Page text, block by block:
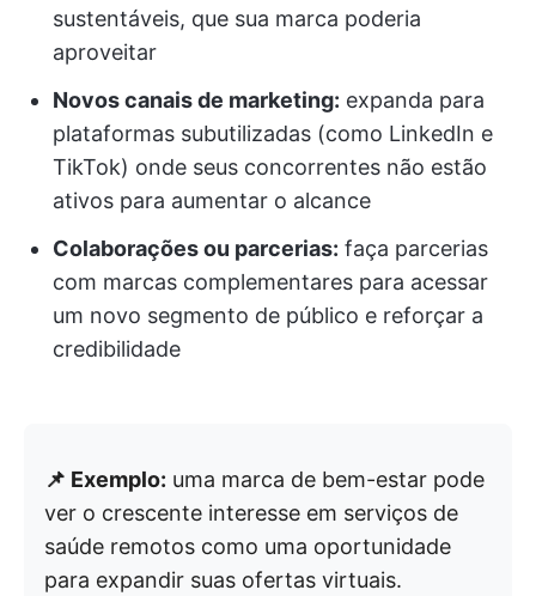
sustentáveis, que sua marca poderia
aproveitar
Novos canais de marketing: expanda para
plataformas subutilizadas (como LinkedIn e
TikTok) onde seus concorrentes não estão
ativos para aumentar o alcance
Colaborações ou parcerias: faça parcerias
com marcas complementares para acessar
um novo segmento de público e reforçar a
credibilidade
📌 Exemplo: uma marca de bem-estar pode
ver o crescente interesse em serviços de
saúde remotos como uma oportunidade
para expandir suas ofertas virtuais.